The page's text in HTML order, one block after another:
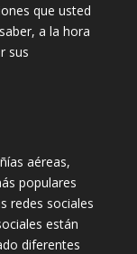
que usted
a la hora
sus
aéreas,
populares
redes sociales
están
diferentes